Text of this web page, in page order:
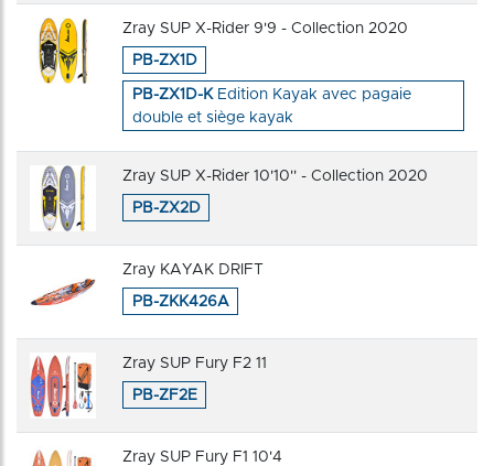
Zray SUP X-Rider 9'9 - Collection 2020
PB-ZX1D
PB-ZX1D-K Edition Kayak avec pagaie
double et siège kayak
Zray SUP X-Rider 10'10'' - Collection 2020
PB-ZX2D
Zray KAYAK DRIFT
PB-ZKK426A
Zray SUP Fury F2 11
PB-ZF2E
Zray SUP Fury F1 10'4